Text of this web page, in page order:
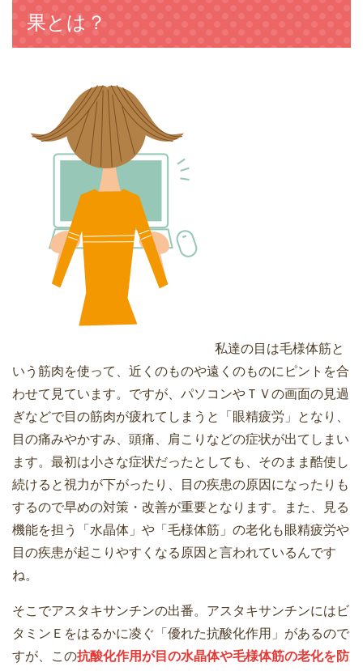
果とは？
私達の目は毛様体筋と
いう筋肉を使って、近くのものや遠くのものにピントを合
わせて見ています。ですが、パソコンやＴＶの画面の見過
ぎなどで目の筋肉が疲れてしまうと「眼精疲労」となり、
目の痛みやかすみ、頭痛、肩こりなどの症状が出てしまい
ます。最初は小さな症状だったとしても、そのまま酷使し
続けると視力が下がったり、目の疾患の原因になったりも
するので早めの対策・改善が重要となります。また、見る
機能を担う「水晶体」や「毛様体筋」の老化も眼精疲労や
目の疾患が起こりやすくなる原因と言われているんです
ね。
そこでアスタキサンチンの出番。アスタキサンチンにはビ
タミンＥをはるかに凌ぐ「優れた抗酸化作用」があるので
すが、この抗酸化作用が目の水晶体や毛様体筋の老化を防